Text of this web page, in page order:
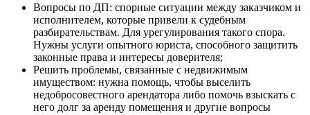
Вопросы по ДП: спорные ситуации между заказчиком и
исполнителем, которые привели к судебным
разбирательствам. Для урегулирования такого спора.
Нужны услуги опытного юриста, способного защитить
законные права и интересы доверителя;
Решить проблемы, связанные с недвижимым
имуществом: нужна помощь, чтобы выселить
недобросовестного арендатора либо помочь взыскать с
него долг за аренду помещения и другие вопросы